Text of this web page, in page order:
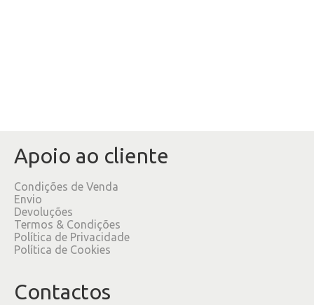
Apoio ao cliente
Condições de Venda
Envio
Devoluções
Termos & Condições
Política de Privacidade
Política de Cookies
Contactos